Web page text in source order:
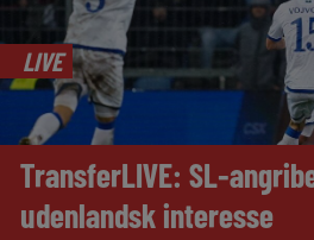
LIVE
TransferLIVE: SL-
udenlandsk interesse